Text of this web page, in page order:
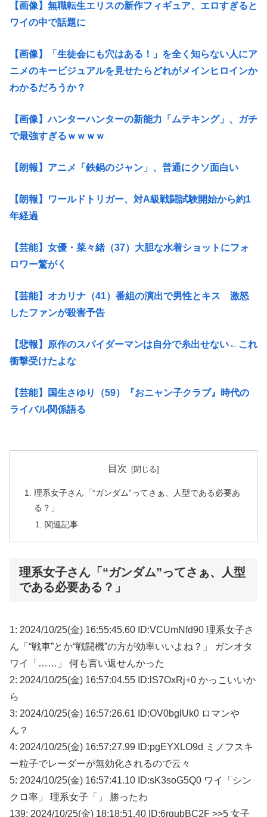
【画像】無職転生エリスの新作フィギュア、エロすぎると
ワイの中で話題に
【画像】「生徒会にも穴はある！」を全く知らない人にア
ニメのキービジュアルを見せたらどれがメインヒロインか
わかるだろうか？
【画像】ハンターハンターの新能力「ムテキング」、ガチ
で最強すぎるｗｗｗｗ
【朗報】アニメ「鉄鍋のジャン」、普通にクソ面白い
【朗報】ワールドトリガー、対A級戦闘試験開始から約1
年経過
【芸能】女優・菜々緒（37）大胆な水着ショットにフォ
ロワー驚がく
【芸能】オカリナ（41）番組の演出で男性とキス 激怒
したファンが殺害予告
【悲報】原作のスパイダーマンは自分で糸出せない←これ
衝撃受けたよな
【芸能】国生さゆり（59）『おニャン子クラブ』時代の
ライバル関係語る
目次
理系女子さん「“ガンダム”ってさぁ、人型である必要あ
る？」
関連記事
理系女子さん「“ガンダム”ってさぁ、人型
である必要ある？」
1: 2024/10/25(金) 16:55:45.60 ID:VCUmNfd90 理系女子さ
ん「“戦車”とか“戦闘機”の方が効率いいよね？」 ガンオタ
ワイ「……」 何も言い返せんかった
2: 2024/10/25(金) 16:57:04.55 ID:lS7OxRj+0 かっこいいか
ら
3: 2024/10/25(金) 16:57:26.61 ID:OV0bglUk0 ロマンや
ん？
4: 2024/10/25(金) 16:57:27.99 ID:pgEYXLO9d ミノフスキ
ー粒子でレーダーが無効化されるので云々
5: 2024/10/25(金) 16:57:41.10 ID:sK3soG5Q0 ワイ「シン
クロ率」 理系女子「」 勝ったわ
139: 2024/10/25(金) 18:18:51.40 ID:6rqubBC2F >>5 女子